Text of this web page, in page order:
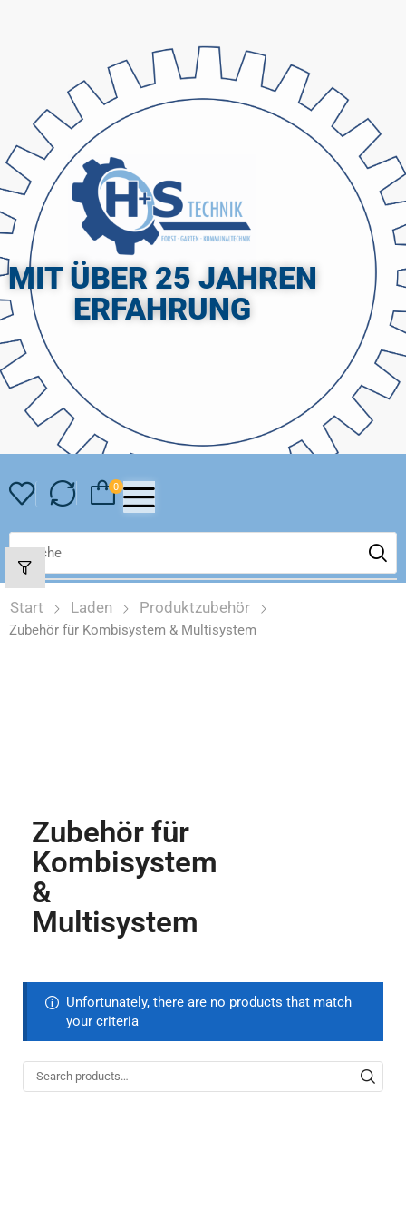
MIT ÜBER 25 JAHREN
ERFAHRUNG
0
Start Laden Produktzubehör
Zubehör für Kombisystem & Multisystem
Zubehör für
Kombisystem
&
Multisystem
Unfortunately, there are no products that match
your criteria